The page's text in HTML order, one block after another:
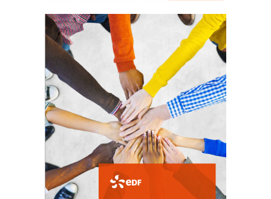
La prévention des conflits
d’intérêts
18 septembre 2023
FEUILLETER